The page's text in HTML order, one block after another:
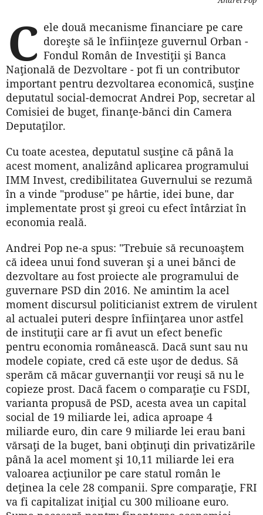
C ele două mecanisme financiare pe care
doreşte să le înfiinţeze guvernul Orban -
Fondul Român de Investiţii şi Banca
Naţională de Dezvoltare - pot fi un contributor
important pentru dezvoltarea economică, susţine
deputatul social-democrat Andrei Pop, secretar al
Comisiei de buget, finanţe-bănci din Camera
Deputaţilor.
Cu toate acestea, deputatul susţine că până la
acest moment, analizând aplicarea programului
IMM Invest, credibilitatea Guvernului se rezumă
în a vinde "produse" pe hârtie, idei bune, dar
implementate prost şi greoi cu efect întârziat în
economia reală.
Andrei Pop ne-a spus: "Trebuie să recunoaştem
că ideea unui fond suveran şi a unei bănci de
dezvoltare au fost proiecte ale programului de
guvernare PSD din 2016. Ne amintim la acel
moment discursul politicianist extrem de virulent
al actualei puteri despre înfiinţarea unor astfel
de instituţii care ar fi avut un efect benefic
pentru economia românească. Dacă sunt sau nu
modele copiate, cred că este uşor de dedus. Să
sperăm că măcar guvernanţii vor reuşi să nu le
copieze prost. Dacă facem o comparaţie cu FSDI,
varianta propusă de PSD, acesta avea un capital
social de 19 miliarde lei, adica aproape 4
miliarde euro, din care 9 miliarde lei erau bani
vărsaţi de la buget, bani obţinuţi din privatizările
până la acel moment şi 10,11 miliarde lei era
valoarea acţiunilor pe care statul român le
deţinea la cele 28 companii. Spre comparaţie, FRI
va fi capitalizat iniţial cu 300 milioane euro.